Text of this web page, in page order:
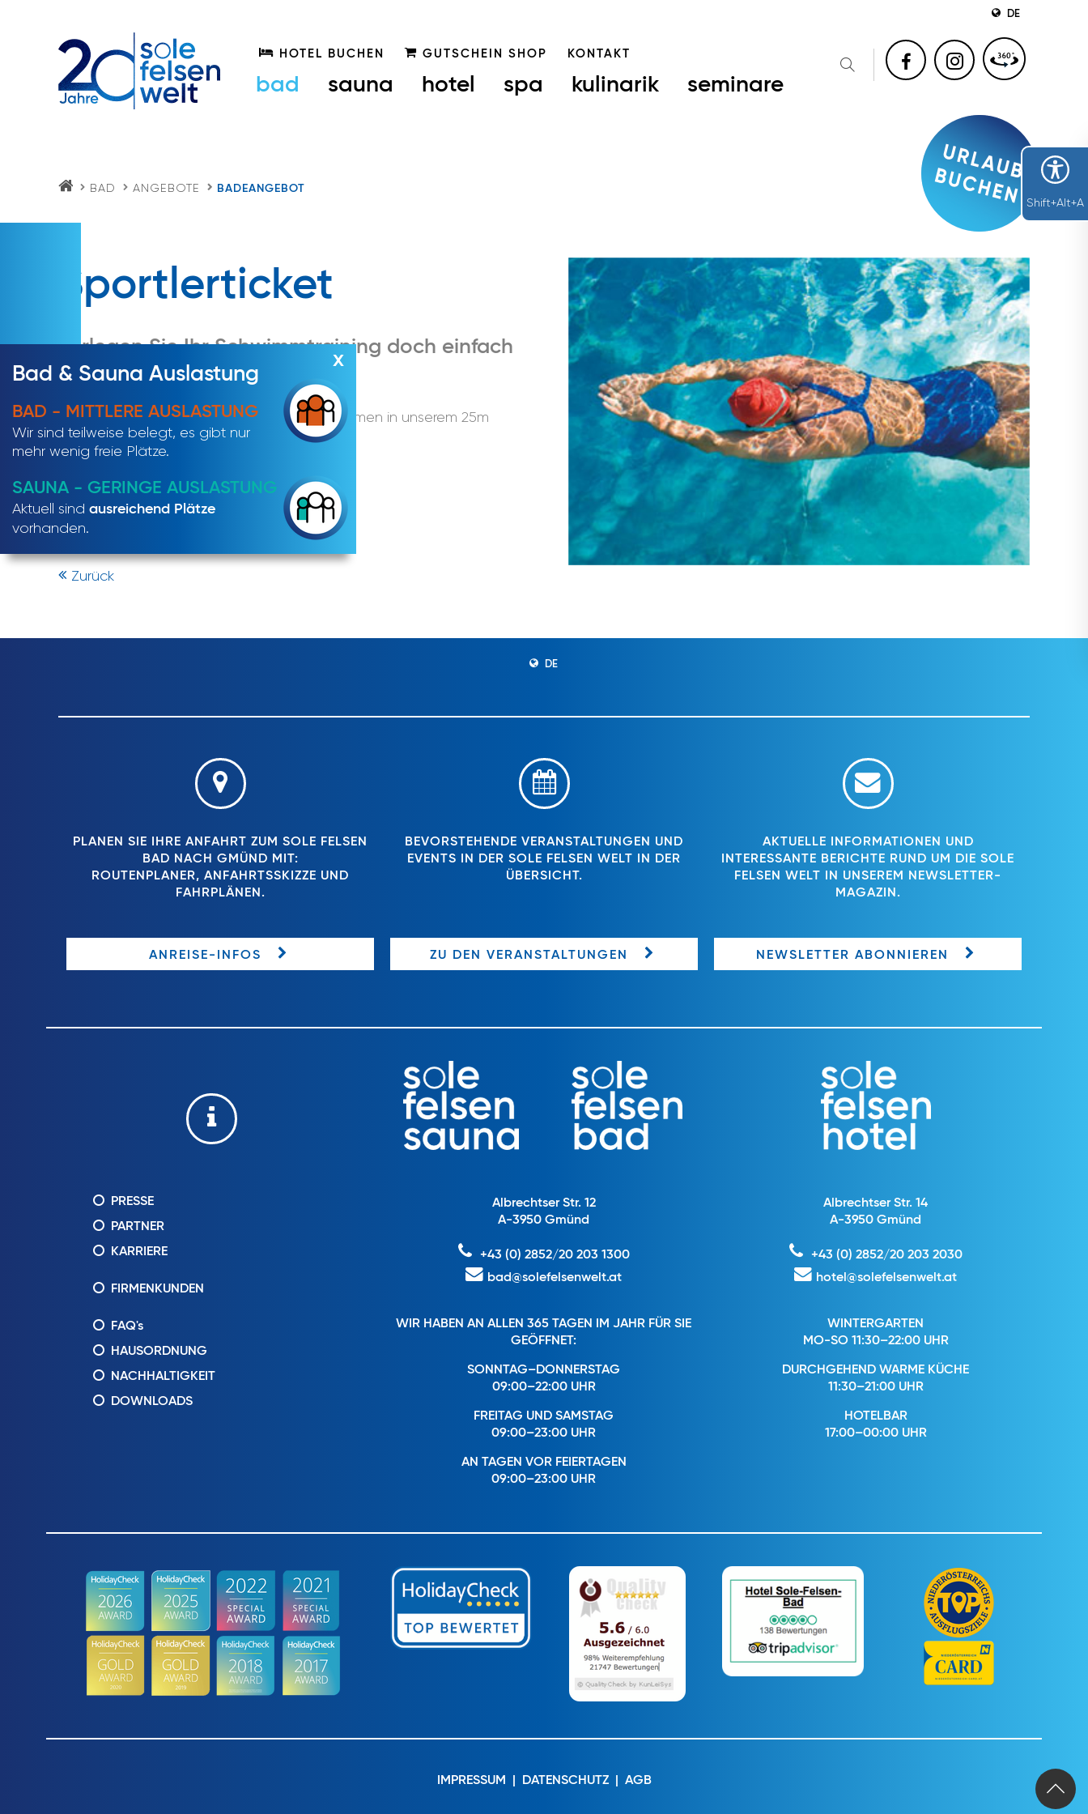
DE
HOTEL BUCHEN GUTSCHEIN SHOP KONTAKT
bad sauna hotel spa kulinarik seminare
BAD ANGEBOTE BADEANGEBOT
Sportlerticket
Verlegen Sie Ihr Schwimmtraining doch einfach
zu uns.
Ideal für Schwimm-Sportler: 1 h aktiv Schwimmen in unserem 25m
Sportbecken (Süßwasser, 28–30°C).
Zurück
DE
PLANEN SIE IHRE ANFAHRT ZUM SOLE FELSEN
BAD NACH GMÜND MIT:
ROUTENPLANER, ANFAHRTSSKIZZE UND
FAHRPLÄNEN.
ANREISE-INFOS
BEVORSTEHENDE VERANSTALTUNGEN UND
EVENTS IN DER SOLE FELSEN WELT IN DER
ÜBERSICHT.
ZU DEN VERANSTALTUNGEN
AKTUELLE INFORMATIONEN UND
INTERESSANTE BERICHTE RUND UM DIE SOLE
FELSEN WELT IN UNSEREM NEWSLETTER-
MAGAZIN.
NEWSLETTER ABONNIEREN
PRESSE
PARTNER
KARRIERE
FIRMENKUNDEN
FAQ's
HAUSORDNUNG
NACHHALTIGKEIT
DOWNLOADS
Albrechtser Str. 12
A-3950 Gmünd
+43 (0) 2852/20 203 1300
bad@solefelsenwelt.at
WIR HABEN AN ALLEN 365 TAGEN IM JAHR FÜR SIE
GEÖFFNET:
SONNTAG–DONNERSTAG
09:00–22:00 UHR
FREITAG UND SAMSTAG
09:00–23:00 UHR
AN TAGEN VOR FEIERTAGEN
09:00–23:00 UHR
Albrechtser Str. 14
A-3950 Gmünd
+43 (0) 2852/20 203 2030
hotel@solefelsenwelt.at
WINTERGARTEN
MO-SO 11:30–22:00 UHR
DURCHGEHEND WARME KÜCHE
11:30–21:00 UHR
HOTELBAR
17:00–00:00 UHR
IMPRESSUM DATENSCHUTZ| AGB
Shift+Alt+A
x
Bad & Sauna Auslastung
BAD - MITTLERE AUSLASTUNG
Wir sind teilweise belegt, es gibt nur
mehr wenig freie Plätze.
SAUNA - GERINGE AUSLASTUNG
Aktuell sind ausreichend Plätze
vorhanden.